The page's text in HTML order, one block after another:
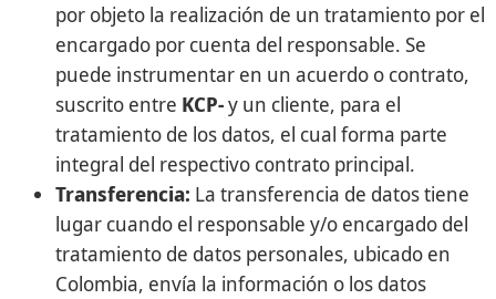
por objeto la realización de un tratamiento por el
encargado por cuenta del responsable. Se
puede instrumentar en un acuerdo o contrato,
suscrito entre KCP-y un cliente, para el
tratamiento de los datos, el cual forma parte
integral del respectivo contrato principal.
Transferencia: La transferencia de datos tiene
lugar cuando el responsable y/o encargado del
tratamiento de datos personales, ubicado en
Colombia, envía la información o los datos